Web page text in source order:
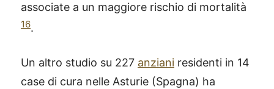
associate a un maggiore rischio di mortalità
16.
Un altro studio su 227 anziani residenti in 14
case di cura nelle Asturie (Spagna) ha